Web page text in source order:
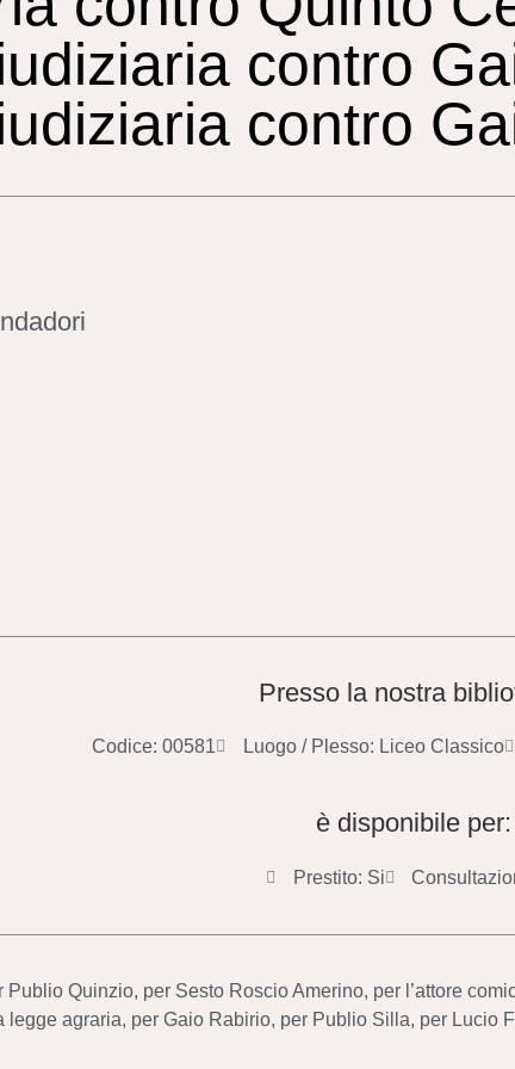
contro
contro
Presso la nostra
Codice: 00581 Luogo / Plesso: Liceo Classico
è disponibile per:
Prestito: Si
Publio Quinzio, per Sesto Roscio Amerino, per l’attore
legge agraria, per Gaio Rabirio, per Publio Silla, per Lucio